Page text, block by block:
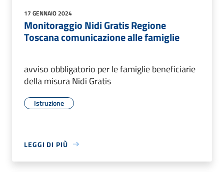
17 GENNAIO 2024
Monitoraggio Nidi Gratis Regione
Toscana comunicazione alle famiglie
avviso obbligatorio per le famiglie beneficiarie
della misura Nidi Gratis
Istruzione
LEGGI DI PIÙ